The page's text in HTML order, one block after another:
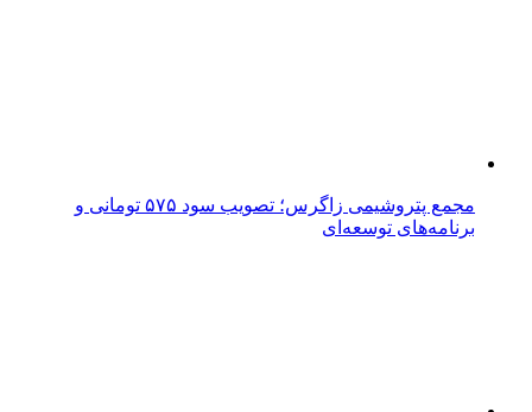
مجمع پتروشیمی زاگرس؛ تصویب سود ۵۷۵ تومانی و
برنامه‌های توسعه‌ای